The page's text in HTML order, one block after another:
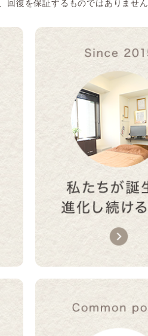
回復を保証するものではありません